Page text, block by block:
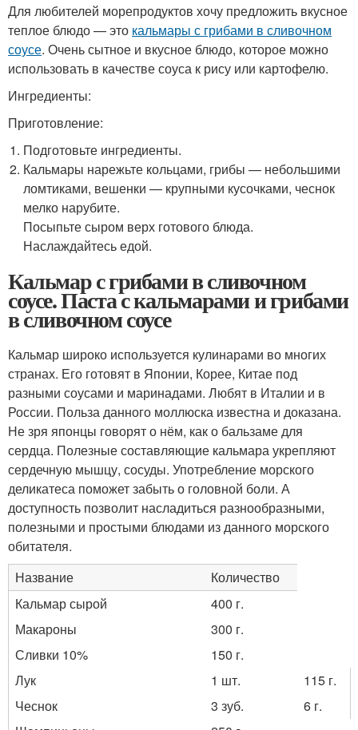
Для любителей морепродуктов хочу предложить вкусное
теплое блюдо — это кальмары с грибами в сливочном
соусе. Очень сытное и вкусное блюдо, которое можно
использовать в качестве соуса к рису или картофелю.
Ингредиенты:
Приготовление:
Подготовьте ингредиенты.
Кальмары нарежьте кольцами, грибы — небольшими
ломтиками, вешенки — крупными кусочками, чеснок
мелко нарубите.
Посыпьте сыром верх готового блюда.
Наслаждайтесь едой.
Кальмар с грибами в сливочном
соусе. Паста с кальмарами и грибами
в сливочном соусе
Кальмар широко используется кулинарами во многих
странах. Его готовят в Японии, Корее, Китае под
разными соусами и маринадами. Любят в Италии и в
России. Польза данного моллюска известна и доказана.
Не зря японцы говорят о нём, как о бальзаме для
сердца. Полезные составляющие кальмара укрепляют
сердечную мышцу, сосуды. Употребление морского
деликатеса поможет забыть о головной боли. А
доступность позволит насладиться разнообразными,
полезными и простыми блюдами из данного морского
обитателя.
Название
Количество
Кальмар сырой
400 г.
Макароны
300 г.
Сливки 10%
150 г.
Лук
1 шт.
115 г.
Чеснок
3 зуб.
6 г.